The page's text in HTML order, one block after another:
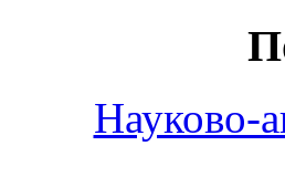
Науково-